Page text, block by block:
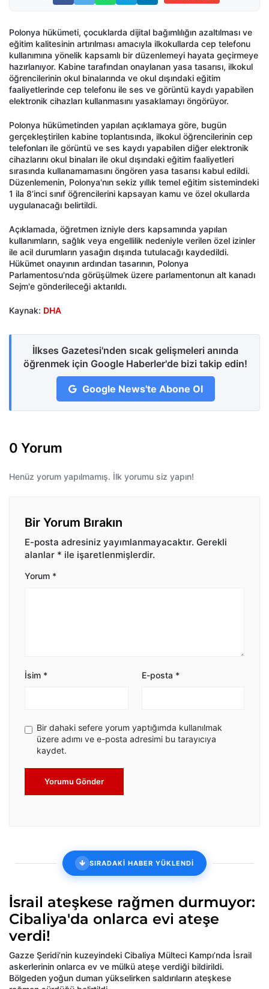
Polonya hükümeti, çocuklarda dijital bağımlılığın azaltılması ve
eğitim kalitesinin artırılması amacıyla ilkokullarda cep telefonu
kullanımına yönelik kapsamlı bir düzenlemeyi hayata geçirmeye
hazırlanıyor. Kabine tarafından onaylanan yasa tasarısı, ilkokul
öğrencilerinin okul binalarında ve okul dışındaki eğitim
faaliyetlerinde cep telefonu ile ses ve görüntü kaydı yapabilen
elektronik cihazları kullanmasını yasaklamayı öngörüyor.
Polonya hükümetinden yapılan açıklamaya göre, bugün
gerçekleştirilen kabine toplantısında, ilkokul öğrencilerinin cep
telefonları ile görüntü ve ses kaydı yapabilen diğer elektronik
cihazlarını okul binaları ile okul dışındaki eğitim faaliyetleri
sırasında kullanamamasını öngören yasa tasarısı kabul edildi.
Düzenlemenin, Polonya'nın sekiz yıllık temel eğitim sistemindeki
1 ila 8’inci sınıf öğrencilerini kapsayan kamu ve özel okullarda
uygulanacağı belirtildi.
Açıklamada, öğretmen izniyle ders kapsamında yapılan
kullanımların, sağlık veya engellilik nedeniyle verilen özel izinler
ile acil durumların yasağın dışında tutulacağı kaydedildi.
Hükümet onayının ardından tasarının, Polonya
Parlamentosu'nda görüşülmek üzere parlamentonun alt kanadı
Sejm'e gönderileceği aktarıldı.
Kaynak: DHA
İlkses Gazetesi'nden sıcak gelişmeleri anında
öğrenmek için Google Haberler'de bizi takip edin!
Google News'te Abone Ol
0 Yorum
Henüz yorum yapılmamış. İlk yorumu siz yapın!
Bir Yorum Bırakın
E-posta adresiniz yayımlanmayacaktır. Gerekli
alanlar * ile işaretlenmişlerdir.
Yorum *
İsim * E-posta *
Bir dahaki sefere yorum yaptığımda kullanılmak
üzere adımı ve e-posta adresimi bu tarayıcıya
kaydet.
Yorumu Gönder
SIRADAKİ HABER YÜKLENDİ
İsrail ateşkese rağmen durmuyor:
Cibaliya'da onlarca evi ateşe
verdi!
Gazze Şeridi’nin kuzeyindeki Cibaliya Mülteci Kampı’nda İsrail
askerlerinin onlarca ev ve mülkü ateşe verdiği bildirildi.
Bölgeden yoğun duman yükselirken saldırıların ateşkese